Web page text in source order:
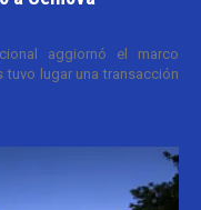
aggiornó el marco
lugar una transacción